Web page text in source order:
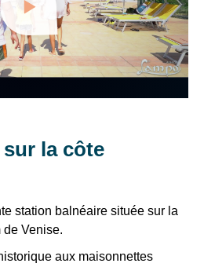
la côte
station balnéaire située sur la
de Venise.
aux maisonnettes